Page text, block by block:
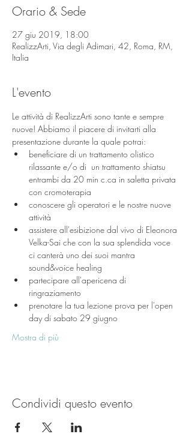
Orario & Sede
27 giu 2019, 18:00
RealizzArti, Via degli Adimari, 42, Roma, RM,
Italia
L'evento
Le attività di RealizzArti sono tante e sempre
nuove! Abbiamo il piacere di invitarti alla
presentazione durante la quale potrai:
beneficiare di un trattamento olistico
rilassante e/o di  un trattamento shiatsu
entrambi da 20 min c.ca in saletta privata
con cromoterapia
conoscere gli operatori e le nostre nuove
attività
assistere all'esibizione dal vivo di Eleonora
Velka-Sai che con la sua splendida voce
ci canterà uno dei suoi mantra
sound&voice healing
partecipare all'apericena di
ringraziamento
prenotare la tua lezione prova per l'open
day di sabato 29 giugno
Mostra di più
Condividi questo evento